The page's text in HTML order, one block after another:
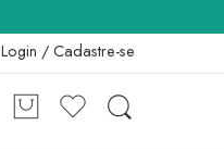
Login / Cadastre-se